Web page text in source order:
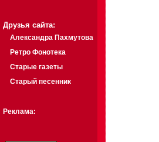
Друзья сайта:
Александра Пахмутова
Ретро Фонотека
Старые газеты
Старый песенник
Реклама: